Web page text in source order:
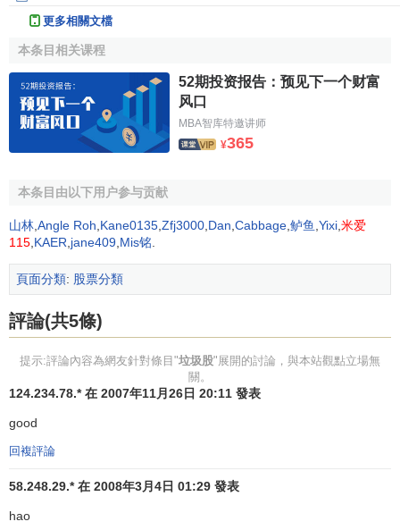
(1)絕對漲幅太大，超過100％，股價在高位，
惕。
(2)主力實力不強，目標短淺，操盤不夠老道，不能自如
控盤。
(3)大股東心懷鬼胎，沒有與上市公司長相廝守的打算。
可怕的敵人。如果大股東現在或過去曾經傷害過上市公司的
事情，例如：挪用上市公司的募集資金、強迫上市公司為其
擔保、強行與上市公司之間進行
(4)基本趨勢為下跌通道，整個跌勢才剛剛開始，還沒有
跌到上波行情的起點或歷史低位。
(5)公司剛剛進行過一次大比例的配送， 股本擴張太快。
(7)有潛在的
(8)自己無法掌握其 股性，也不瞭解公司基本情況的個
更多相關文檔
本条目相关课程
52期投资报告：预见下一个财富
风口
MBA智库特邀讲师
¥365
本条目由以下用户参与贡献
山林 Angle Roh Kane0135 Zfj3000 Dan Cabbage 鲈鱼 Yixi 米爱
115 KAER jane409 Mis铭
頁面分類: 股票分類
評論(共5條)
提示:評論內容為網友針對條目"垃圾股"展開的討論，與本站觀點立場無
關。
124.234.78.* 在 2007年11月26日 20:11 發表
good
回複評論
58.248.29.* 在 2008年3月4日 01:29 發表
hao